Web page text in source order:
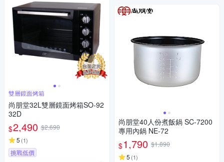
雙層鏡面烤箱
尚朋堂32L雙層鏡面烤箱SO-92
32D
$2,490 $2,690
5 (1)
挑戰低價
尚朋堂40人份煮飯鍋 SC-7200
專用內鍋 NE-72
$1,790 $1,890
5 (1)